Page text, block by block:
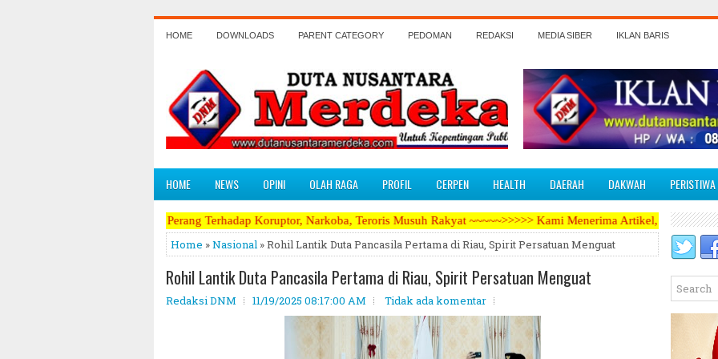
HOME DOWNLOADS PARENT CATEGORY PEDOMAN REDAKSI MEDIA SIBER IKLAN BARIS
HOME NEWS OPINI OLAH RAGA PROFIL CERPEN HEALTH DAERAH DAKWAH PERISTIWA
dan Perang Terhadap Koruptor, Narkoba, Teroris Musuh Rakyat ~~~~~>>>>> Kami Menerima Artikel, Opini, Berita Kegiatan, Iklan
Home »Nasional » Rohil Lantik Duta Pancasila Pertama di Riau, Spirit Persatuan Menguat
Rohil Lantik Duta Pancasila Pertama di Riau, Spirit Persatuan Menguat
Redaksi DNM 11/19/2025 08:17:00 AM Tidak ada komentar